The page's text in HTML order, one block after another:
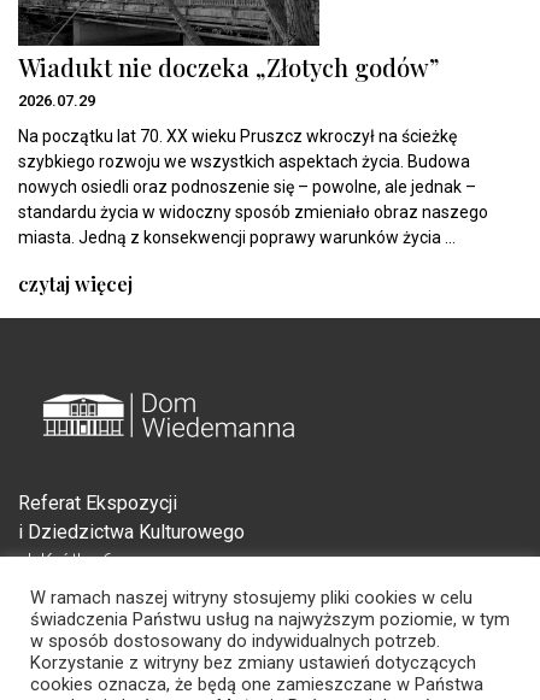
Wiadukt nie doczeka „Złotych godów”
2026.07.29
Na początku lat 70. XX wieku Pruszcz wkroczył na ścieżkę
szybkiego rozwoju we wszystkich aspektach życia. Budowa
nowych osiedli oraz podnoszenie się – powolne, ale jednak –
standardu życia w widoczny sposób zmieniało obraz naszego
miasta. Jedną z konsekwencji poprawy warunków życia ...
czytaj więcej
Referat Ekspozycji
i Dziedzictwa Kulturowego
ul. Krótka 6
83-000 Pruszcz Gdański
W ramach naszej witryny stosujemy pliki cookies w celu
świadczenia Państwu usług na najwyższym poziomie, w tym
w sposób dostosowany do indywidualnych potrzeb.
Korzystanie z witryny bez zmiany ustawień dotyczących
cookies oznacza, że będą one zamieszczane w Państwa